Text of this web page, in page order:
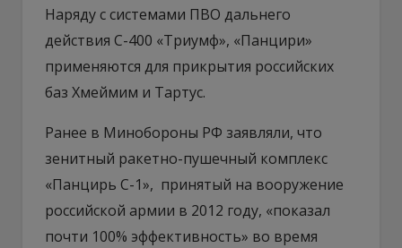
Наряду с системами ПВО дальнего
действия С-400 «Триумф», «Панцири»
применяются для прикрытия российских
баз Хмеймим и Тартус.
Ранее в Минобороны РФ заявляли, что
зенитный ракетно-пушечный комплекс
«Панцирь С-1», принятый на вооружение
российской армии в 2012 году, «показал
почти 100% эффективность» во время